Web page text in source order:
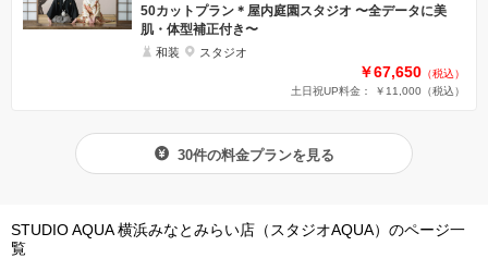
50カットプラン＊屋内庭園スタジオ 〜全データに美
肌・体型補正付き〜
和装 スタジオ
￥67,650 （税込）
土日祝UP料金： ￥11,000 （税込）
30件の料金プランを見る
STUDIO AQUA 横浜みなとみらい店（スタジオAQUA）のページ一
覧